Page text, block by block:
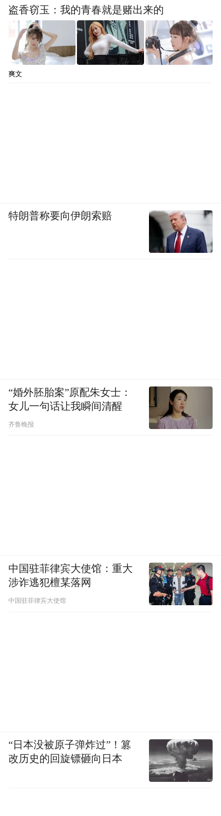
盗香窃玉：我的青春就是赌出来的
爽文
特朗普称要向伊朗索赔
“婚外胚胎案”原配朱女士：
女儿一句话让我瞬间清醒
齐鲁晚报
中国驻菲律宾大使馆：重大
涉诈逃犯檀某落网
中国驻菲律宾大使馆
“日本没被原子弹炸过”！篡
改历史的回旋镖砸向日本